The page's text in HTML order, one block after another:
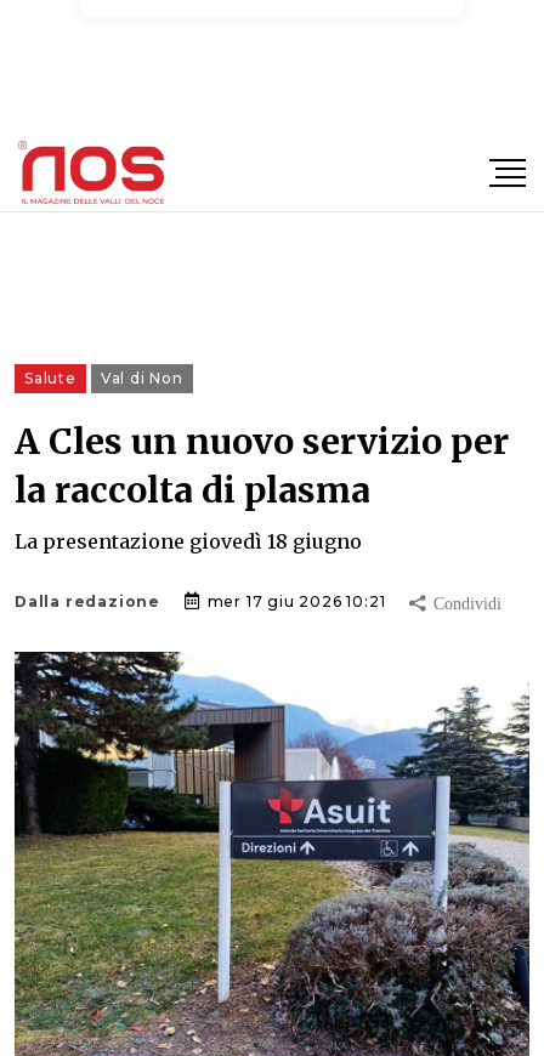
Salute Val di Non
A Cles un nuovo servizio per
la raccolta di plasma
La presentazione giovedì 18 giugno
Dalla redazione mer 17 giu 2026 10:21